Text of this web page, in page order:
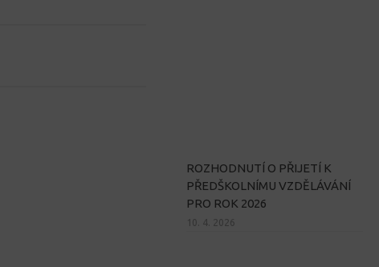
ROZHODNUTÍ O PŘIJETÍ K
PŘEDŠKOLNÍMU VZDĚLÁVÁNÍ
PRO ROK 2026
10. 4. 2026